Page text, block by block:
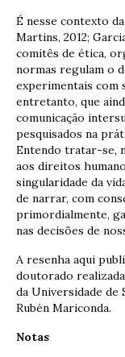
É nesse contexto
Martins, 2012;
comitês de ética,
normas regulam o
experimentais com
entretanto, que
comunicação
pesquisados na
Entendo tratar-se,
aos direitos
singularidade da
de narrar, com
primordialmente,
nas decisões de
A resenha aqui
doutorado
da Universidade de
Rubén Mariconda.
Notas